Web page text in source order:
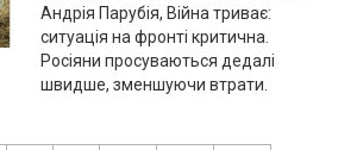
Андрія Парубія, Війна триває:
ситуація на фронті критична.
Росіяни просуваються дедалі
швидше, зменшуючи втрати.